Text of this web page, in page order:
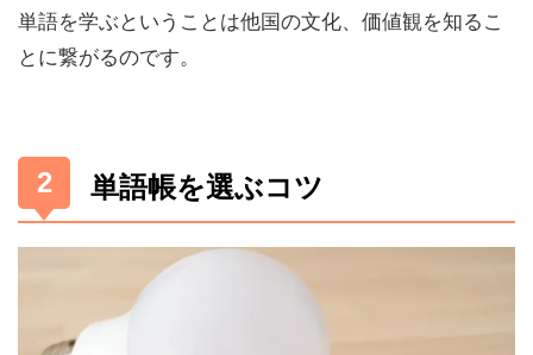
単語を学ぶということは他国の文化、価値観を知るこ
とに繋がるのです。
単語帳を選ぶコツ